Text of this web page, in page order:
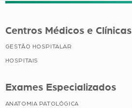
Centros Médicos e Clínicas
GESTÃO HOSPITALAR
HOSPITAIS
Exames Especializados
ANATOMIA PATOLÓGICA